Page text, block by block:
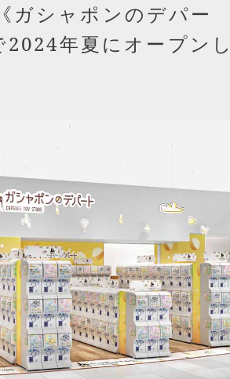
ガシャポンのデパー
年夏にオープンし